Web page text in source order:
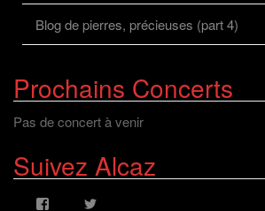
Blog de pierres, précieuses (part 4)
Prochains Concerts
Pas de concert à venir
Suivez Alcaz
Voir